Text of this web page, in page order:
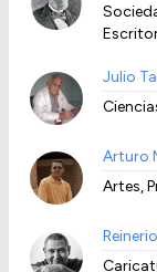
Julio
Arturo
Artes,